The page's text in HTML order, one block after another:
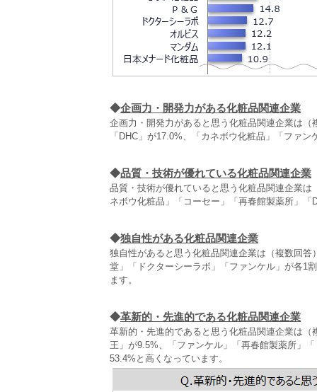
◆企画力・開発力がある化粧品関連企業
企画力・開発力があると思う化粧品関連企業は
「DHC」が17.0%、「カネボウ化粧品」「ファ
◆品質・技術が優れている化粧品関連企業
品質・技術が優れていると思う化粧品関連企業
ネボウ化粧品」「コーセー」「再春館製薬所」
◆独自性がある化粧品関連企業
独自性があると思う化粧品関連企業は（複数回
堂」「ドクターシーラボ」「ファンケル」が各1
ます。
◆革新的・先進的である化粧品関連企業
革新的・先進的であると思う化粧品関連企業は
王」が9.5%、「ファンケル」「再春館製薬所」
53.4%と高くなっています。